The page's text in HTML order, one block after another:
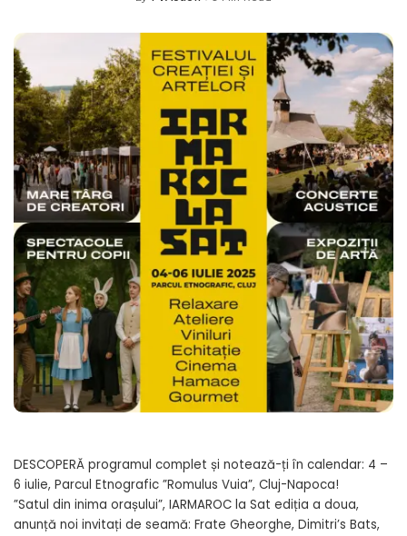
DESCOPERĂ programul complet și notează-ți în calendar: 4 –
6 iulie, Parcul Etnografic ”Romulus Vuia”, Cluj-Napoca!
”Satul din inima orașului”, IARMAROC la Sat ediția a doua,
anunță noi invitați de seamă: Frate Gheorghe, Dimitri’s Bats,